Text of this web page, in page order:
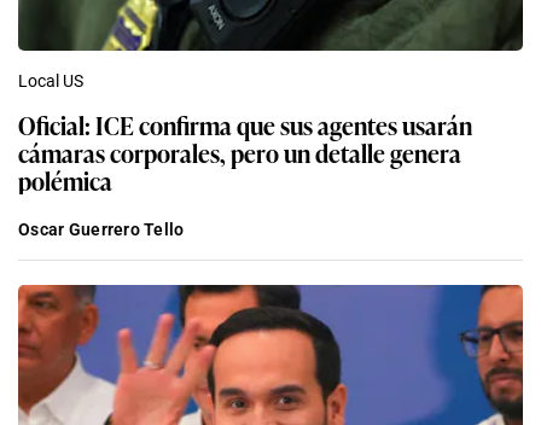
Local US
Oficial: ICE confirma que sus agentes usarán
cámaras corporales, pero un detalle genera
polémica
Oscar Guerrero Tello